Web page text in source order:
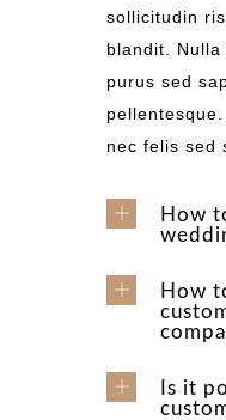
sollicitudin
blandit.
purus sed
nec felis sed
How
How
Is it